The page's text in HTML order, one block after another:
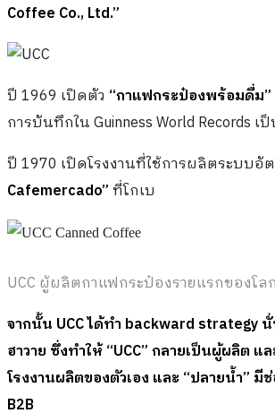
Coffee Co., Ltd.”
ปี 1969 เปิดตัว “กาแฟกระป๋องพร้อมดื่ม”
การบันทึกใน Guinness World Records
ปี 1970 เปิดโรงงานที่ใช้การผลิตระบบอั
Cafemercado”ที่โกเบ
UCC ผู้ผลิตกาแฟกระป๋องรายแรกของโลก
จากนั้น UCC ได้ทำ backward strategy
ฮาวาย ซึ่งทำให้ “UCC” กลายเป็นผู้ผลิต
โรงงานผลิตของตัวเอง และ “ปลายน้ำ”
B2B